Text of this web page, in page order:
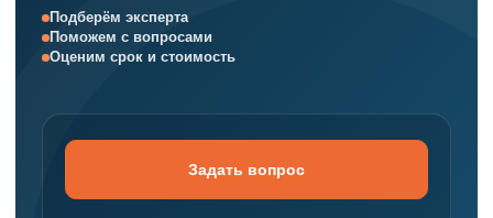
Подберём эксперта
Поможем с вопросами
Оценим срок и стоимость
Задать вопрос